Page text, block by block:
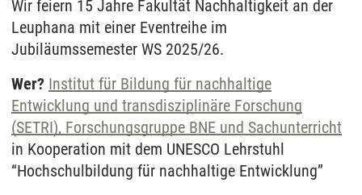
Wir feiern 15 Jahre Fakultät Nachhaltigkeit an der
Leuphana mit einer Eventreihe im
Jubiläumssemester WS 2025/26.
Wer? Institut für Bildung für nachhaltige
Entwicklung und transdisziplinäre Forschung
(SETRI), Forschungsgruppe BNE und Sachunterricht
in Kooperation mit dem UNESCO Lehrstuhl
“Hochschulbildung für nachhaltige Entwicklung”